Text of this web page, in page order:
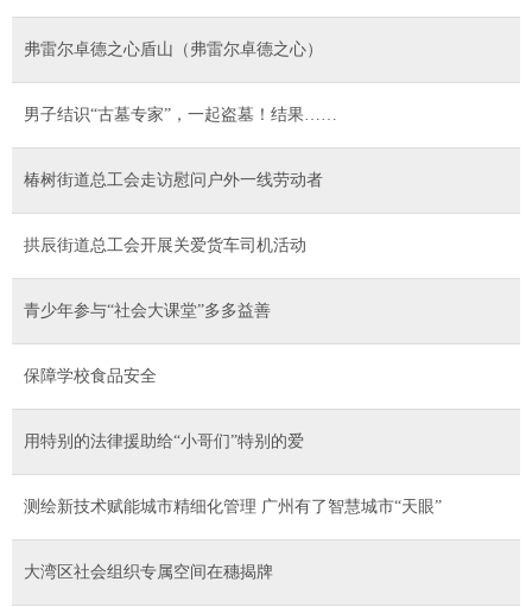
弗雷尔卓德之心盾山（弗雷尔卓德之心）
男子结识“古墓专家”，一起盗墓！结果……
椿树街道总工会走访慰问户外一线劳动者
拱辰街道总工会开展关爱货车司机活动
青少年参与“社会大课堂”多多益善
保障学校食品安全
用特别的法律援助给“小哥们”特别的爱
测绘新技术赋能城市精细化管理 广州有了智慧城市“天眼”
大湾区社会组织专属空间在穗揭牌